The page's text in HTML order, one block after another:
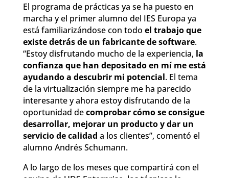
El programa de prácticas ya se ha puesto en
marcha y el primer alumno del IES Europa ya
está familiarizándose con todo el trabajo que
existe detrás de un fabricante de software.
“Estoy disfrutando mucho de la experiencia, la
confianza que han depositado en mí me está
ayudando a descubrir mi potencial. El tema
de la virtualización siempre me ha parecido
interesante y ahora estoy disfrutando de la
oportunidad decomprobar cómo se consigue
desarrollar, mejorar un producto y dar un
servicio de calidad a los clientes”, comentó el
alumno Andrés Schumann.
A lo largo de los meses que compartirá con el